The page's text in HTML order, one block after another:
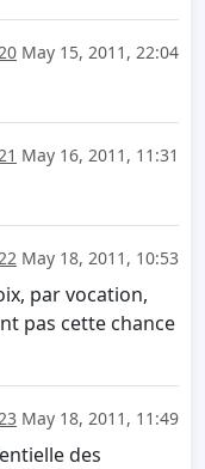
May 15, 2011, 22:04
May 16, 2011, 11:31
May 18, 2011, 10:53
par vocation,
pas cette chance
May 18, 2011, 11:49
des